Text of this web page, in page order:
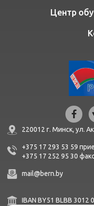
Центр
220012 г. Минск, ул.
+375 17 293 53 59
+375 17 252 95 30 факc
mail@bern.by
IBAN BY51 BLBB